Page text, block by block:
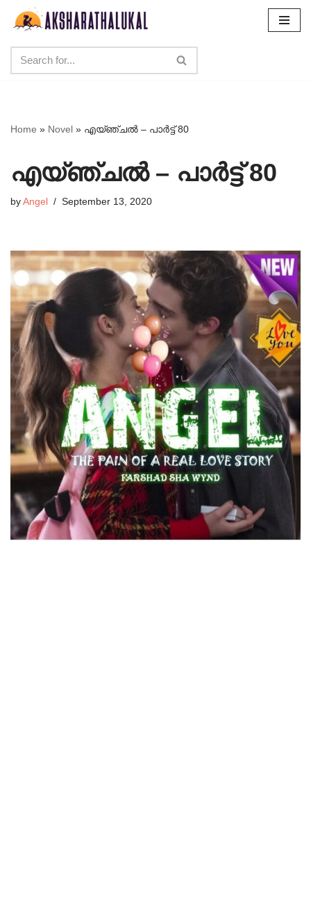
content
Home » Novel » എയ്ഞ്ചൽ – പാർട്ട് 80
എയ്ഞ്ചൽ – പാർട്ട് 80
by Angel September 13, 2020